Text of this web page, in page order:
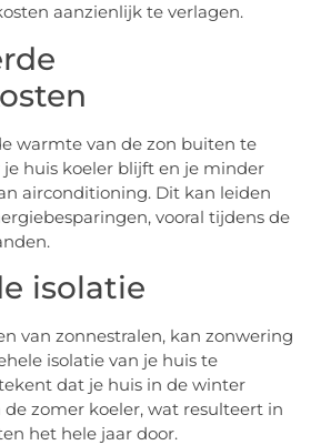
aanzienlijk te verlagen.
warmte van de zon buiten te
huis koeler blijft en je minder
airconditioning. Dit kan leiden
vooral tijdens de
isolatie
van zonnestralen, kan zonwering
isolatie van je huis te
dat je huis in de winter
zomer koeler, wat resulteert in
het hele jaar door.